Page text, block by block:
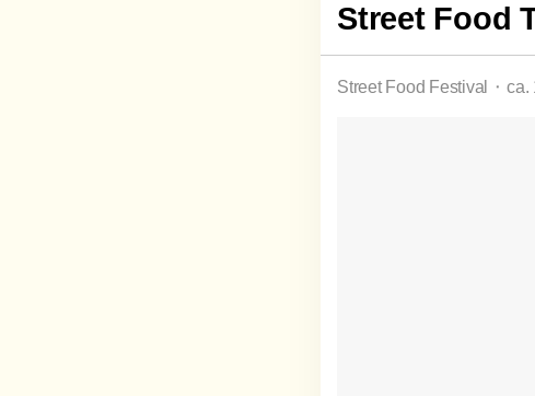
Street Food
Street Food Festival ⬝